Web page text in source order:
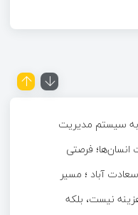
به سیستم مدیریت
انسان‌ها؛ فرصتی
دیجیتالآباد ؛ مسیر
نیست، بلکه